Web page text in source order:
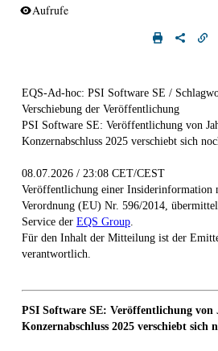
Aufrufe
EQS-Ad-hoc: PSI Software SE /
Verschiebung der Veröffentlichung
PSI Software SE: Veröffentlichung von
Konzernabschluss 2025 verschiebt sich
08.07.2026 / 23:08 CET/CEST
Veröffentlichung einer Insiderinformation
Verordnung (EU) Nr. 596/2014,
Service der EQS Group
Für den Inhalt der Mitteilung ist der
verantwortlich.
PSI Software SE: Veröffentlichung von
Konzernabschluss 2025 verschiebt sich